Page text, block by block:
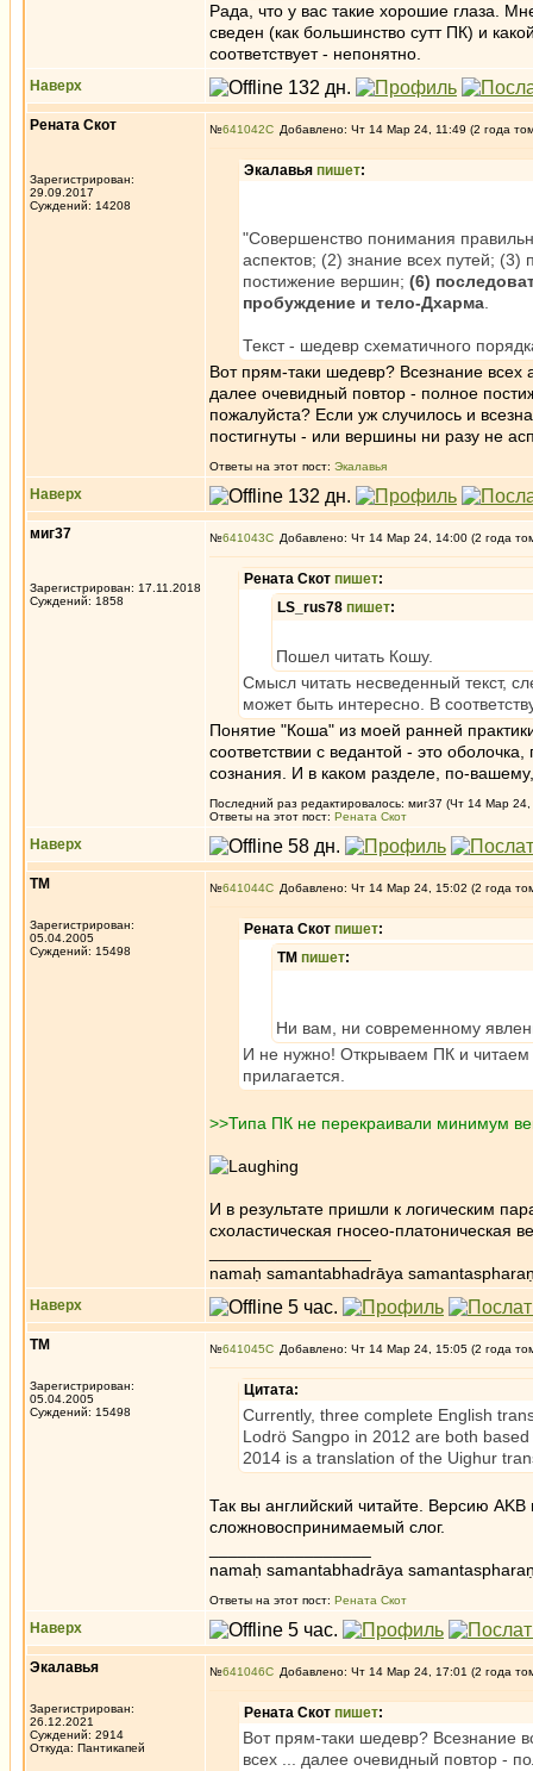
Рада, что у вас такие хорошие глаза.
сведен (как большинство сутт ПК) и
соответствует - непонятно.
Наверх
Рената Скот
Зарегистрирован:
29.09.2017
Суждений: 14208
№641042 Добавлено: Чт 14 Мар 24, 11:49 (2 года
Экалавья пишет:
"Совершенство понимания
аспектов; (2) знание всех путей;
постижение вершин; (6)
пробуждение и тело-Дхарма
Текст - шедевр схематичного
Вот прям-таки шедевр? Всезнание всех
далее очевидный повтор - полное
пожалуйста? Если уж случилось и
постигнуты - или вершины ни разу не
Ответы на этот пост: Экалавья
Наверх
миг37
Зарегистрирован: 17.11.2018
Суждений: 1858
№641043 Добавлено: Чт 14 Мар 24, 14:00 (2 года
Рената Скот пишет:
LS_rus78 пишет:
Пошел читать Кошу.
Смысл читать несведенный текст,
может быть интересно. В
Понятие "Коша" из моей ранней
соответствии с ведантой - это
сознания. И в каком разделе, по-
Последний раз редактировалось: миг37 (Чт 14 Мар 24,
Ответы на этот пост: Рената Скот
Наверх
ТМ
Зарегистрирован:
05.04.2005
Суждений: 15498
№641044 Добавлено: Чт 14 Мар 24, 15:02 (2 года
Рената Скот пишет:
ТМ пишет:
Ни вам, ни современному
И не нужно! Открываем ПК и читаем
прилагается.
>>Типа ПК не перекраивали минимум
И в результате пришли к логическим
схоластическая гносео-платоническая
namaḥ samantabhadrāya
Наверх
ТМ
Зарегистрирован:
05.04.2005
Суждений: 15498
№641045 Добавлено: Чт 14 Мар 24, 15:05 (2 года
Цитата:
Currently, three complete English
Lodrö Sangpo in 2012 are both
2014 is a translation of the Uighur
Так вы английский читайте. Версию
сложновоспринимаемый слог.
namaḥ samantabhadrāya
Ответы на этот пост: Рената Скот
Наверх
Экалавья
Зарегистрирован:
26.12.2021
Суждений: 2914
Откуда: Пантикапей
№641046 Добавлено: Чт 14 Мар 24, 17:01 (2 года
Рената Скот пишет:
Вот прям-таки шедевр? Всезнание
всех ... далее очевидный повтор -